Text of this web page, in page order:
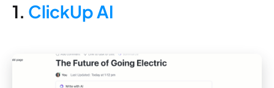
1. ClickUp AI